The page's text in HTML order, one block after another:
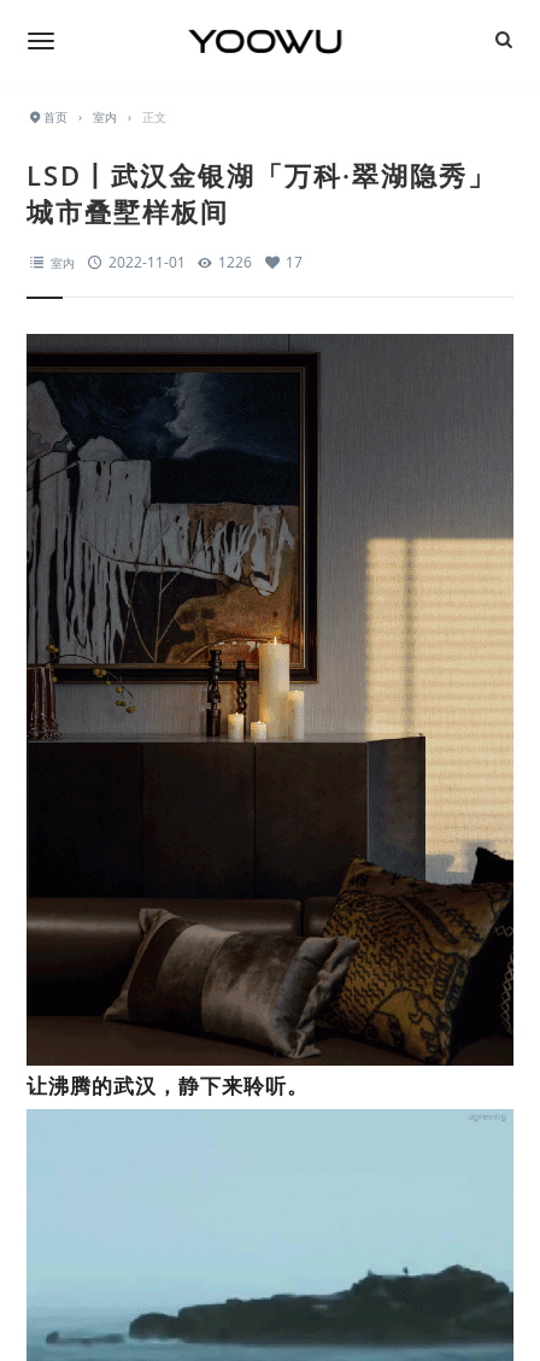
首页 › 室内 › 正文
LSD丨武汉金银湖「万科·翠湖隐秀」
城市叠墅样板间
室内 2022-11-01 1226 17
让沸腾的武汉， 静下来聆听。